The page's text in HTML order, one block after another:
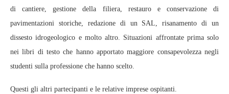
di cantiere, gestione della filiera, restauro e conservazione di
pavimentazioni storiche, redazione di un SAL, risanamento di un
dissesto idrogeologico e molto altro. Situazioni affrontate prima solo
nei libri di testo che hanno apportato maggiore consapevolezza negli
studenti sulla professione che hanno scelto.
Questi gli altri partecipanti e le relative imprese ospitanti.